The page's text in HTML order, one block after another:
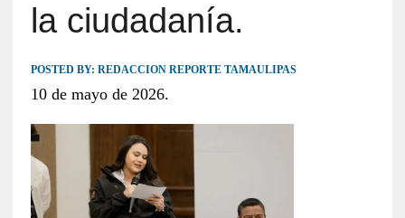
la ciudadanía.
POSTED BY: REDACCION REPORTE TAMAULIPAS
10 de mayo de 2026.